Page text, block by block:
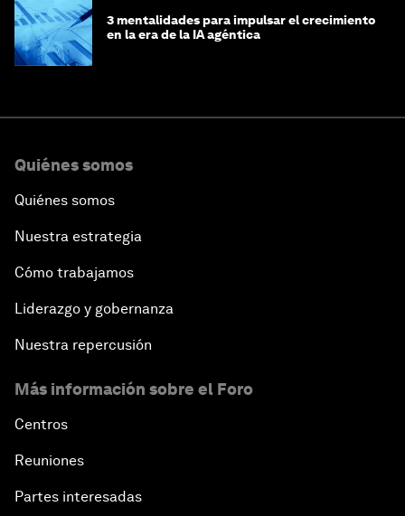
3 mentalidades para impulsar el crecimiento
en la era de la IA agéntica
Quiénes somos
Quiénes somos
Nuestra estrategia
Cómo trabajamos
Liderazgo y gobernanza
Nuestra repercusión
Más información sobre el Foro
Centros
Reuniones
Partes interesadas